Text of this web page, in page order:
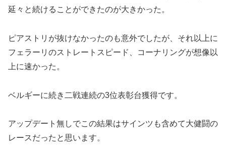
延々と続けることができたのが大きかった。
ピアストリが抜けなかったのも意外でしたが、それ以上に
フェラーリのストレートスピード、コーナリングが想像以
上に速かった。
ベルギーに続き二戦連続の3位表彰台獲得です。
アップデート無しでこの結果はサインツも含めて大健闘の
レースだったと思います。